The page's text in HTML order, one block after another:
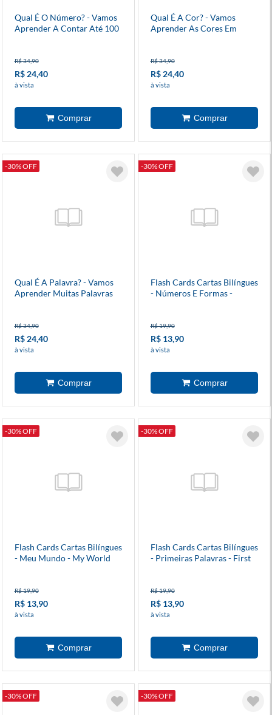
Qual É O Número? - Vamos
Aprender A Contar Até 100
R$ 34,90
R$ 24,40
à vista
Qual É A Cor? - Vamos
Aprender As Cores Em
R$ 34,90
R$ 24,40
à vista
-30% OFF
Qual É A Palavra? - Vamos
Aprender Muitas Palavras
R$ 34,90
R$ 24,40
à vista
-30% OFF
Flash Cards Cartas Bilíngues
- Números E Formas -
R$ 19,90
R$ 13,90
à vista
-30% OFF
Flash Cards Cartas Bilíngues
- Meu Mundo - My World
R$ 19,90
R$ 13,90
à vista
-30% OFF
Flash Cards Cartas Bilíngues
- Primeiras Palavras - First
R$ 19,90
R$ 13,90
à vista
-30% OFF -30% OFF